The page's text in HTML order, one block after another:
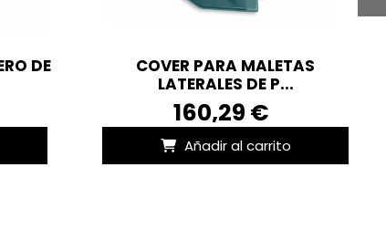
DE
COVER PARA MALETAS
LATERALES DE P...
160,29 €
Añadir al carrito